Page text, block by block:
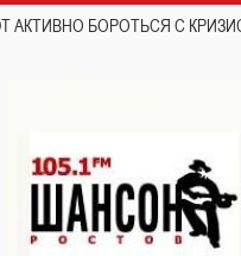
АКТИВНО БОРОТЬСЯ С